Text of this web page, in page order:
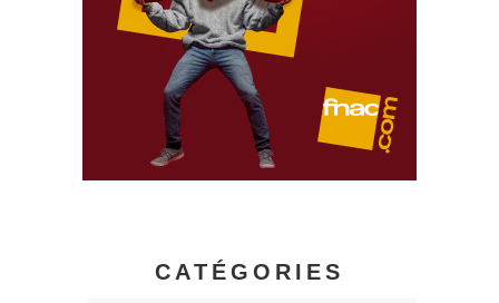
CATÉGORIES